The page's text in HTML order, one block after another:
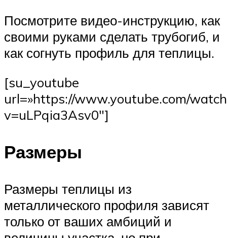
Посмотрите видео-инструкцию, как
своими руками сделать трубогиб, и
как согнуть профиль для теплицы.
[su_youtube
url=»https://www.youtube.com/
v=uLPqia3Asv0″]
Размеры
Размеры теплицы из
металлического профиля зависят
только от ваших амбиций и